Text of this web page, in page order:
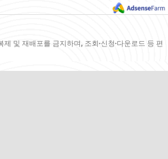
및 재배포를 금지하며, 조회·신청·다운로드 등 편